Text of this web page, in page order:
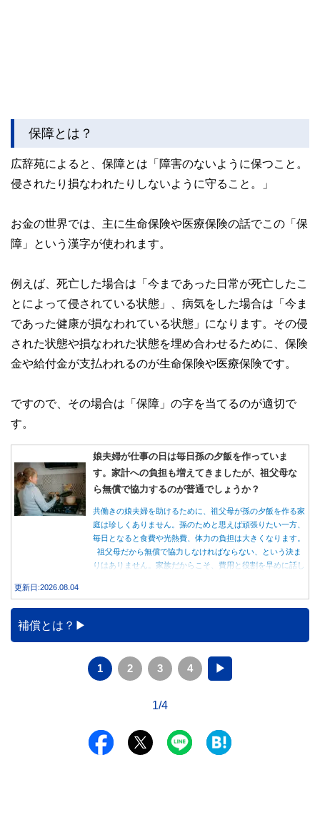
保障とは？
広辞苑によると、保障とは「障害のないように保つこと。
侵されたり損なわれたりしないように守ること。」
お金の世界では、主に生命保険や医療保険の話でこの「保
障」という漢字が使われます。
例えば、死亡した場合は「今まであった日常が死亡したこ
とによって侵されている状態」、病気をした場合は「今ま
であった健康が損なわれている状態」になります。その侵
された状態や損なわれた状態を埋め合わせるために、保険
金や給付金が支払われるのが生命保険や医療保険です。
ですので、その場合は「保障」の字を当てるのが適切で
す。
娘夫婦が仕事の日は毎日孫の夕飯を作っていま
す。家計への負担も増えてきましたが、祖父母な
ら無償で協力するのが普通でしょうか？
共働きの娘夫婦を助けるために、祖父母が孫の夕飯を作る家
庭は珍しくありません。孫のためと思えば頑張りたい一方、
毎日となると食費や光熱費、体力の負担は大きくなります。
祖父母だから無償で協力しなければならない、という決ま
りはありません。家族だからこそ、費用と役割を早めに話し
更新日:2026.08.04
補償とは？
1 2 3 4 ▶
1/4